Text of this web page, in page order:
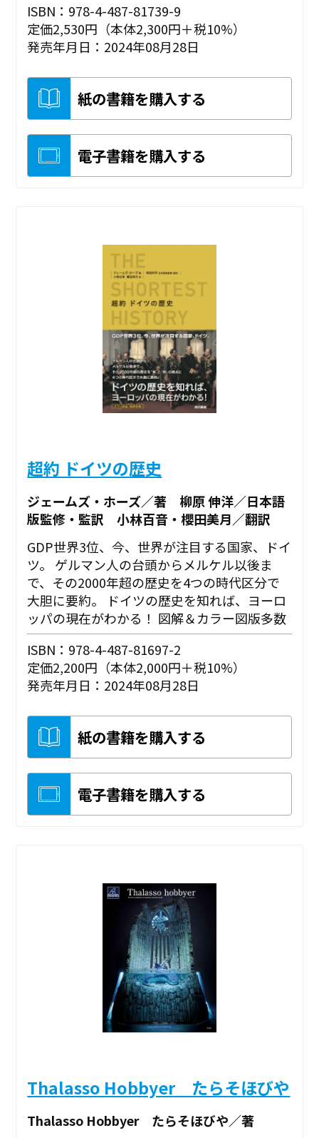
ISBN：978-4-487-81739-9
定価2,530円（本体2,300円＋税10%）
発売年月日：2024年08月28日
紙の書籍を購入する
電子書籍を購入する
超約 ドイツの歴史
ジェームズ・ホーズ／著 柳原 伸洋／日本語
版監修・監訳 小林百音・櫻田美月／翻訳
GDP世界3位、今、世界が注目する国家、ドイ
ツ。 ゲルマン人の台頭からメルケル以後ま
で、その2000年超の歴史を4つの時代区分で
大胆に要約。 ドイツの歴史を知れば、ヨーロ
ッパの現在がわかる！ 図解＆カラー図版多数
ISBN：978-4-487-81697-2
定価2,200円（本体2,000円＋税10%）
発売年月日：2024年08月28日
紙の書籍を購入する
電子書籍を購入する
Thalasso Hobbyer たらそほびや
Thalasso Hobbyer たらそほびや／著